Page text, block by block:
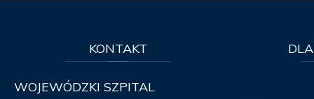
KONTAKT
WOJEWÓDZKI SZPITAL
DLA